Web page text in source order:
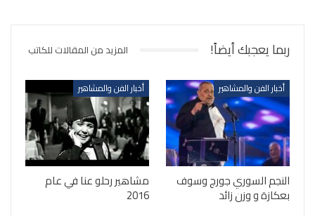
ربما يعجبك أيضاً! المزيد من المقالات للكاتب
أخبار الفن والمشاهير
النجم السوري جورج وسوف
بعكازة و وزن زائد
أخبار الفن والمشاهير
مشاهير رحلو عنا في عام
2016